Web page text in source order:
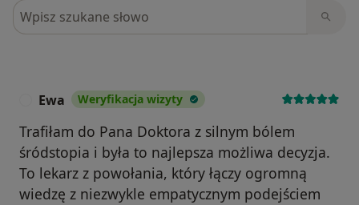
Szukaj w opiniach
Ewa Weryfikacja wizyty
Trafiłam do Pana Doktora z silnym bólem
śródstopia i była to najlepsza możliwa decyzja.
To lekarz z powołania, który łączy ogromną
wiedzę z niezwykle empatycznym podejściem